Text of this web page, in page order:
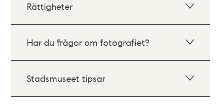
Rättigheter
Har du frågor om fotografiet?
Stadsmuseet tipsar